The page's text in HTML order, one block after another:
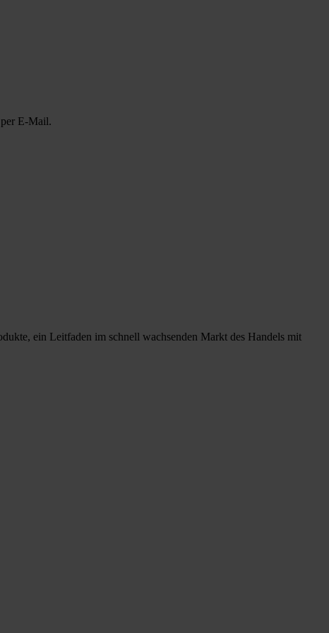
E-Mail.
ein Leitfaden im schnell wachsenden Markt des Handels mit